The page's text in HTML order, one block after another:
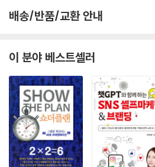
도 다른 사람들에게 똑같은 짓을 한다).
상품이나 서비스에 국한된 팩트일 뿐이다.
당신의 비즈니스에 관한 성공적인 스토리의
끄는 도입부, 액션으로 가득 찬 중간 부분,
다른 사람들이 당신의 스토리를 행동으로
대한다면 아주 가슴에 와 닿는 스토리여야
적인 결과가 있어야 한다. p.283
들이 살 준비가 된 상태로 그를 찾기 때문이
더욱 벌어질 것이다!
“세상은 소수의 부자와 대다수의 노예들로
2001년 미국의 노동부 장관이자 세계적인
이시가 그의 저서 [[부유한 노예(The
이다. 이 말은 지금의 우리가 경험하고 있듯
어가고 있다. 그렇다면 어떤 사람들이 노예
리프킨의 말에 힌트가 들어 있다.
배송/반품/교환 안내
이 분야 베스트셀러